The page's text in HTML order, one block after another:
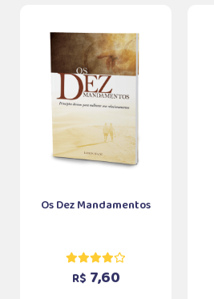
Os Dez Mandamentos
R$ 7,60